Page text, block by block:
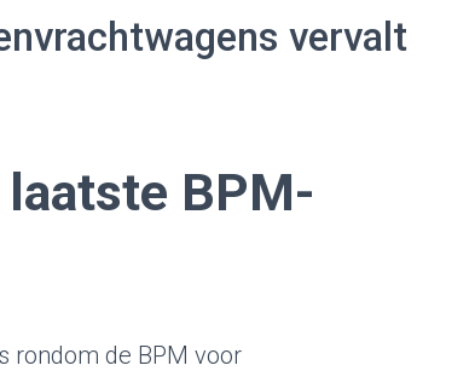
vervalt
BPM-
rondom de BPM voor